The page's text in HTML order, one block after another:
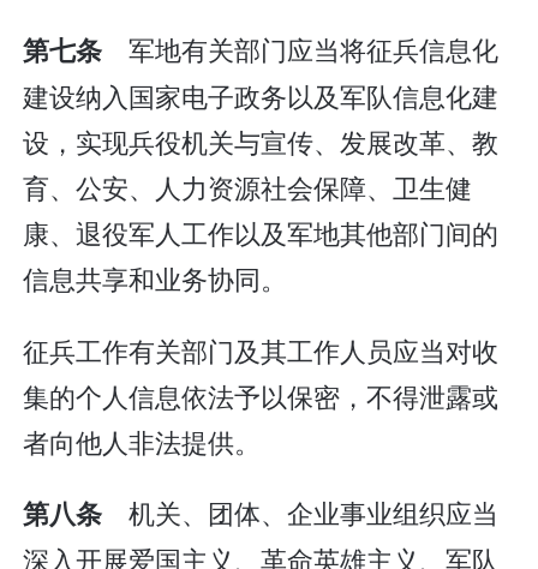
第七条 军地有关部门应当将征兵信息化
建设纳入国家电子政务以及军队信息化建
设，实现兵役机关与宣传、发展改革、教
育、公安、人力资源社会保障、卫生健
康、退役军人工作以及军地其他部门间的
信息共享和业务协同。
征兵工作有关部门及其工作人员应当对收
集的个人信息依法予以保密，不得泄露或
者向他人非法提供。
第八条 机关、团体、企业事业组织应当
深入开展爱国主义、革命英雄主义、军队